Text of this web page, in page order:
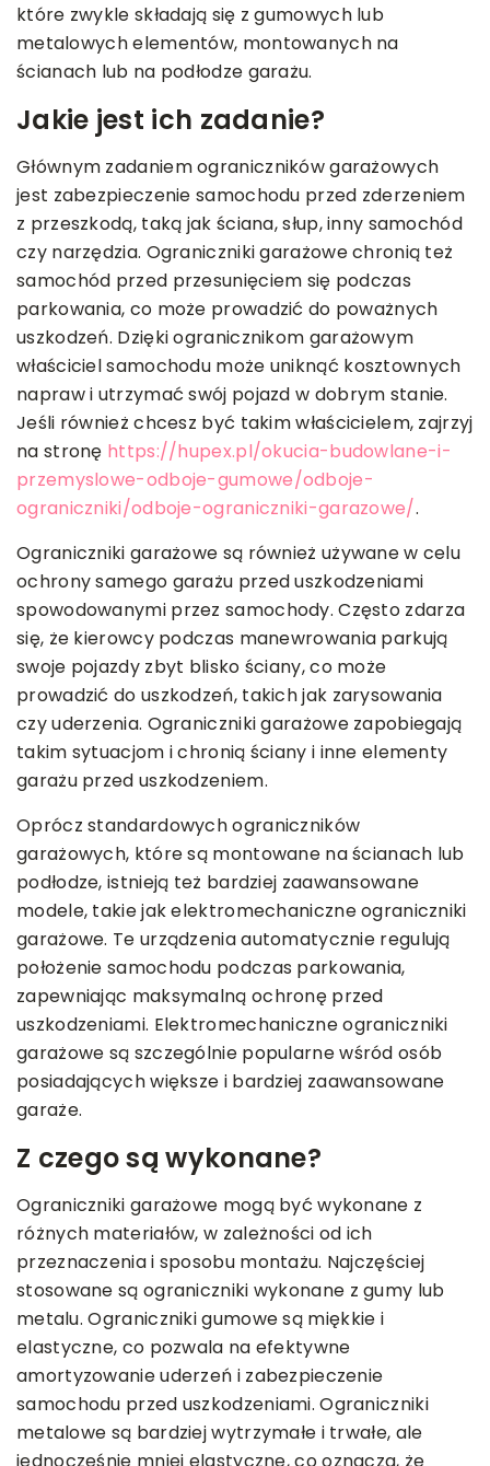
które zwykle składają się z gumowych lub
metalowych elementów, montowanych na
ścianach lub na podłodze garażu.
Jakie jest ich zadanie?
Głównym zadaniem ograniczników garażowych
jest zabezpieczenie samochodu przed zderzeniem
z przeszkodą, taką jak ściana, słup, inny samochód
czy narzędzia. Ograniczniki garażowe chronią też
samochód przed przesunięciem się podczas
parkowania, co może prowadzić do poważnych
uszkodzeń. Dzięki ogranicznikom garażowym
właściciel samochodu może uniknąć kosztownych
napraw i utrzymać swój pojazd w dobrym stanie.
Jeśli również chcesz być takim właścicielem, zajrzyj
na stronę https://hupex.pl/okucia-budowlane-i-
przemyslowe-odboje-gumowe/odboje-
ograniczniki/odboje-ograniczniki-garazowe/.
Ograniczniki garażowe są również używane w celu
ochrony samego garażu przed uszkodzeniami
spowodowanymi przez samochody. Często zdarza
się, że kierowcy podczas manewrowania parkują
swoje pojazdy zbyt blisko ściany, co może
prowadzić do uszkodzeń, takich jak zarysowania
czy uderzenia. Ograniczniki garażowe zapobiegają
takim sytuacjom i chronią ściany i inne elementy
garażu przed uszkodzeniem.
Oprócz standardowych ograniczników
garażowych, które są montowane na ścianach lub
podłodze, istnieją też bardziej zaawansowane
modele, takie jak elektromechaniczne ograniczniki
garażowe. Te urządzenia automatycznie regulują
położenie samochodu podczas parkowania,
zapewniając maksymalną ochronę przed
uszkodzeniami. Elektromechaniczne ograniczniki
garażowe są szczególnie popularne wśród osób
posiadających większe i bardziej zaawansowane
garaże.
Z czego są wykonane?
Ograniczniki garażowe mogą być wykonane z
różnych materiałów, w zależności od ich
przeznaczenia i sposobu montażu. Najczęściej
stosowane są ograniczniki wykonane z gumy lub
metalu. Ograniczniki gumowe są miękkie i
elastyczne, co pozwala na efektywne
amortyzowanie uderzeń i zabezpieczenie
samochodu przed uszkodzeniami. Ograniczniki
metalowe są bardziej wytrzymałe i trwałe, ale
jednocześnie mniej elastyczne, co oznacza, że